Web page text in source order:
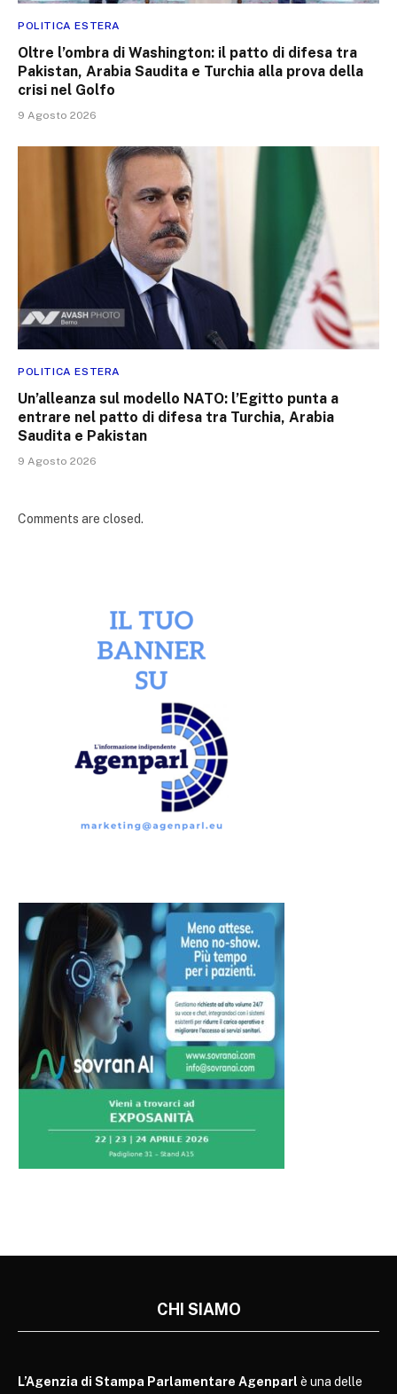
POLITICA ESTERA
Oltre l’ombra di Washington: il patto di difesa tra
Pakistan, Arabia Saudita e Turchia alla prova della
crisi nel Golfo
9 Agosto 2026
POLITICA ESTERA
Un’alleanza sul modello NATO: l’Egitto punta a
entrare nel patto di difesa tra Turchia, Arabia
Saudita e Pakistan
9 Agosto 2026
Comments are closed.
CHI SIAMO
L’Agenzia di Stampa Parlamentare Agenparl è una delle